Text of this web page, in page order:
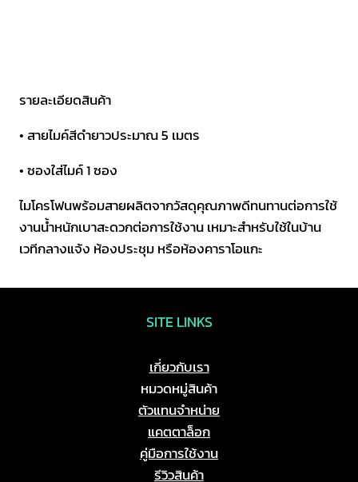
PLUS
DM-
รายละเอียดสินค้า
• สายไมค์สีดำยาวประมาณ 5 เมตร
• ซองใส่ไมค์ 1 ซอง
ไมโครโฟนพร้อมสายผลิตจากวัสดุคุณภาพดีทนทานต่อการใช้
งานน้ำหนักเบาสะดวกต่อการใช้งาน เหมาะสำหรับใช้ในบ้าน
เวทีกลางแจ้ง ห้องประชุม หรือห้องคาราโอแกะ
SITE LINKS
เกี่ยวกับเรา
หมวดหมู่สินค้า
ตัวแทนจำหน่าย
แคตตาล็อก
คู่มือการใช้งาน
รีวิวสินค้า